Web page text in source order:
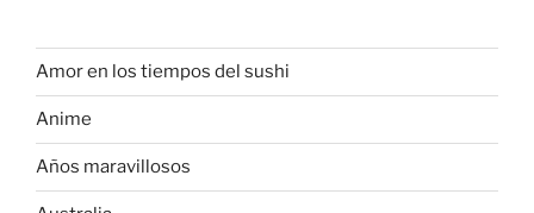
Amor en los tiempos del sushi
Anime
Años maravillosos